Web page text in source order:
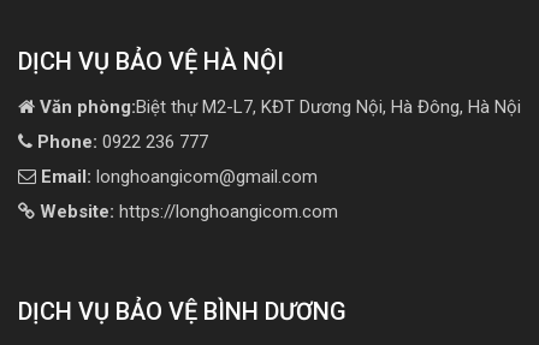
DỊCH VỤ BẢO VỆ HÀ NỘI
Văn phòng:Biệt thự M2-L7, KĐT Dương Nội, Hà Đông, Hà Nội
Phone: 0922 236 777
Email: longhoangicom@gmail.com
Website: https://longhoangicom.com
DỊCH VỤ BẢO VỆ BÌNH DƯƠNG